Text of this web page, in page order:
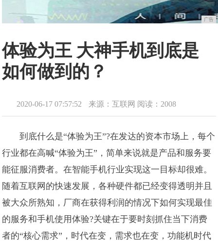
广告
体验为王 大神手机到底是
如何做到的？
2020-06-17 07:57:52 来源：互联网 阅读：2008
到底什么是“体验为王”?在发达的资本市场上，每个
行业都在高喊“体验为王”，简单来说就是产品和服务要
能征服消费者。在智能手机行业实现这一目标却很难。
随着互联网的快速发展，各种硬件都已经变得透明并且
被大众所熟知，厂商在获得利润的情况下如何实现最佳
的服务和手机使用体验?关键在于要时刻抓住当下消费
者的“核心需求”，时代在变，需求也在变，功能机时代